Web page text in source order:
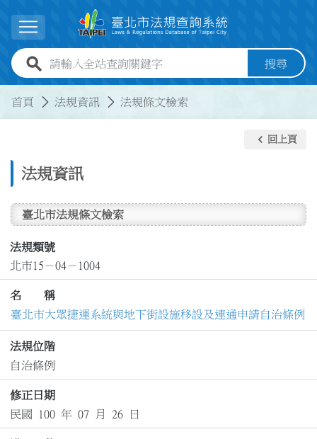
展開選單
全站查詢關鍵字欄位 搜尋
首頁 法規資訊 法規條文檢索
法規資訊
keyboard_arrow_left 回上頁
臺北市法規條文檢索
法規類號
北市15－04－1004
名 稱
臺北市大眾捷運系統與地下街設施移設及連通申請自治條例
法規位階
自治條例
修正日期
民國 100 年 07 月 26 日